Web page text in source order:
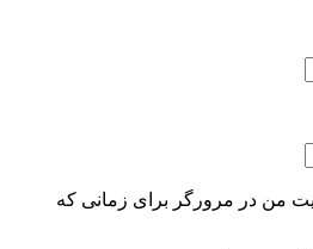
من در مرورگر برای زمانی که